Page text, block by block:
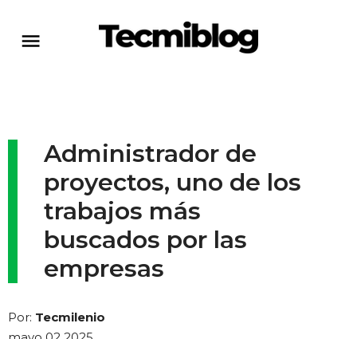
Administrador de
proyectos, uno de los
trabajos más
buscados por las
empresas
Por: Tecmilenio